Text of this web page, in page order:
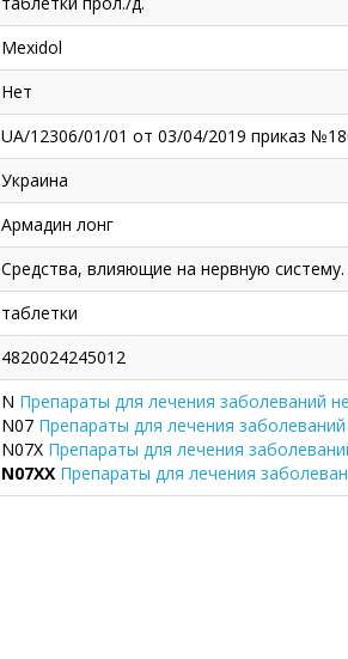
Mexidol
Нет
UA/12306/01/01 от 03/04/2019 приказ
Украина
Армадин лонг
Средства, влияющие на нервную систему.
таблетки
4820024245012
N Препараты для лечения заболеваний
N07 Препараты для лечения
N07X Препараты для лечения
N07XX Препараты для лечения